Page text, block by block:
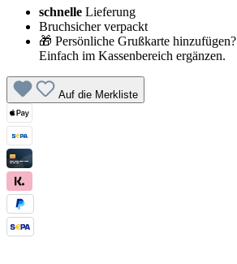
schnelle Lieferung
Bruchsicher verpackt
🎁 Persönliche Grußkarte hinzufügen?
Einfach im Kassenbereich ergänzen.
Auf die Merkliste